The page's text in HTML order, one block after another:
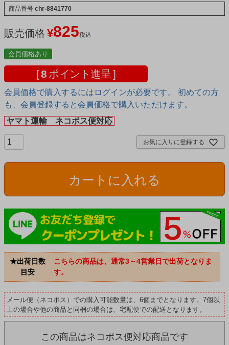
商品番号 chr-8841770
販売価格 ¥825税込
会員価格あり
[8 ポイント進呈 ]
会員価格で購入するにはログインが必要です。 初めての方
も、会員登録すると会員価格で購入いただけます。
ヤマト運輸 ネコポス便対応
お気に入りに登録する
カートに入れる
★出荷日数
目安
こちらの商品は、通常3～4営業日で出荷となりま
す。
メール便（ネコポス）での購入可能数量は、6個までとなります。7個以
上の場合や他の商品と同梱の場合は、宅配便での配送となります。
この商品はネコポス便対応商品です